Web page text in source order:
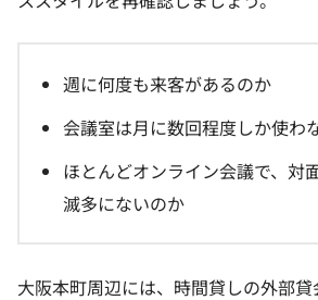
週に何度も来客があるのか
会議室は月に数回程度しか使わ
ほとんどオンライン会議で、対
滅多にないのか
大阪本町周辺には、時間貸しの外部